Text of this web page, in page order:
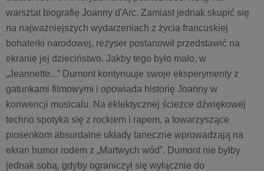
warsztat biografię Joanny d'Arc. Zamiast jednak skupić się
na najważniejszych wydarzeniach z życia francuskiej
bohaterki narodowej, reżyser postanowił przedstawić na
ekranie jej dzieciństwo. Jakby tego było mało, w
„Jeannette...” Dumont kontynuuje swoje eksperymenty z
gatunkami filmowymi i opowiada historię Joanny w
konwencji musicalu. Na eklektycznej ścieżce dźwiękowej
techno spotyka się z rockiem i rapem, a towarzyszące
piosenkom absurdalne układy taneczne wprowadzają na
ekran humor rodem z „Martwych wód”. Dumont nie byłby
jednak sobą, gdyby ograniczył się wyłącznie do